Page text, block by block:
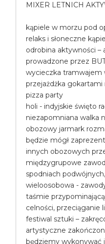
MIXER LETNICH
kąpiele w morzu pod
relaks i słoneczne
odrobina aktywności
prowadzone przez
wycieczka tramwajem
przejażdżka gokartami
pizza party
holi - indyjskie święto
niezapomniana walka
obozowy jarmark
będzie mógł
innych obozowych
międzygrupowe
spodniach
wieloosobowa -
taśmie
celności, przeciąganie
festiwal sztuki –
artystyczne
będziemy wykonywać